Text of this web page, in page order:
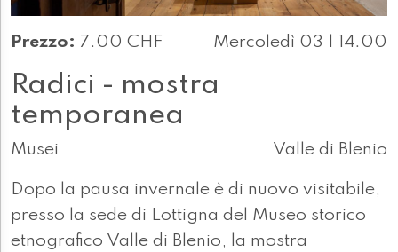
Prezzo: 7.00 CHF Mercoledì 03 | 14.00
Radici - mostra
temporanea
Musei Valle di Blenio
Dopo la pausa invernale è di nuovo visitabile,
presso la sede di Lottigna del Museo storico
etnografico Valle di Blenio, la mostra